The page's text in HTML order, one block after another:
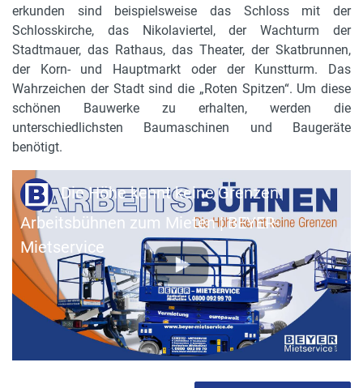
erkunden sind beispielsweise das Schloss mit der
Schlosskirche, das Nikolaviertel, der Wachturm der
Stadtmauer, das Rathaus, das Theater, der Skatbrunnen,
der Korn- und Hauptmarkt oder der Kunstturm. Das
Wahrzeichen der Stadt sind die „Roten Spitzen“. Um diese
schönen Bauwerke zu erhalten, werden die
unterschiedlichsten Baumaschinen und Baugeräte
benötigt.
Die Höhe kennt keine Grenzen:
Arbeitsbühnen zum Mieten | BEYER-
Mietservice